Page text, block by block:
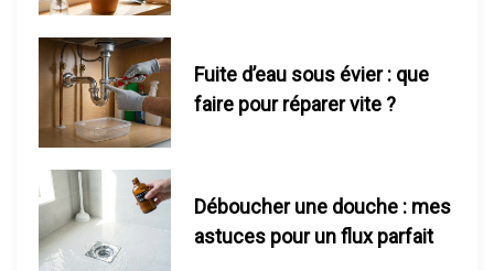
n
d
s
Fuite d’eau sous évier : que
faire pour réparer vite ?
Déboucher une douche : mes
astuces pour un flux parfait